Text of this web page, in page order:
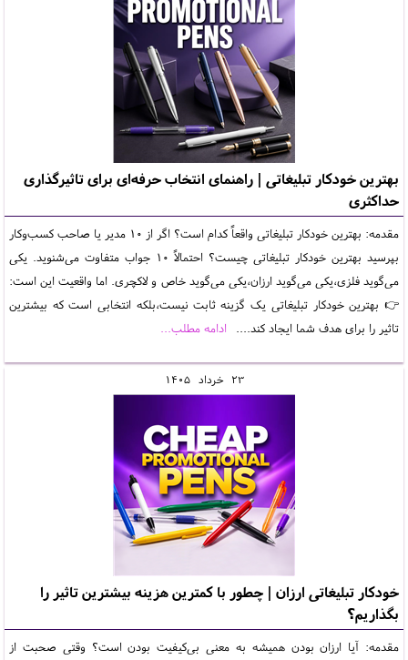
بهترین خودکار تبلیغاتی | راهنمای انتخاب حرفه‌ای برای تاثیرگذاری
حداکثری
مقدمه: بهترین خودکار تبلیغاتی واقعاً کدام است؟ اگر از 10 مدیر یا صاحب کسب‌وکار
بپرسید بهترین خودکار تبلیغاتی چیست؟ احتمالاً 10 جواب متفاوت می‌شنوید. یکی
می‌گوید فلزی،یکی می‌گوید ارزان،یکی می‌گوید خاص و لاکچری. اما واقعیت این است:
👉 بهترین خودکار تبلیغاتی یک گزینه ثابت نیست،بلکه انتخابی است که بیشترین
تاثیر را برای هدف شما ایجاد کند.... ادامه مطلب...
23 خرداد 1405
خودکار تبلیغاتی ارزان | چطور با کمترین هزینه بیشترین تاثیر را
بگذاریم؟
مقدمه: آیا ارزان بودن همیشه به معنی بی‌کیفیت بودن است؟ وقتی صحبت از